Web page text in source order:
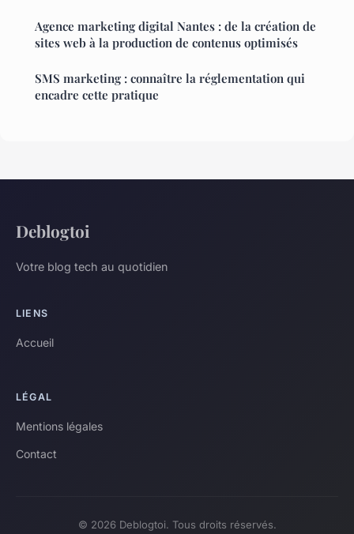
Agence marketing digital Nantes : de la création de
sites web à la production de contenus optimisés
SMS marketing : connaître la réglementation qui
encadre cette pratique
Deblogtoi
Votre blog tech au quotidien
LIENS
Accueil
LÉGAL
Mentions légales
Contact
© 2026 Deblogtoi. Tous droits réservés.